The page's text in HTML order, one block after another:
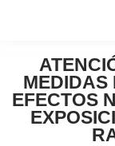
MEDIDAS
EFECTOS